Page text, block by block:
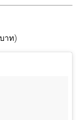
าท)